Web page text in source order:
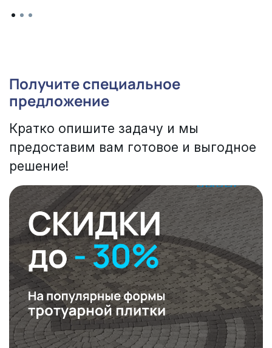
Получите специальное
предложение
Кратко опишите задачу и мы
предоставим вам готовое и выгодное
решение!